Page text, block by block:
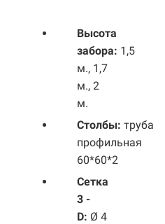
Высота
забора: 1,5
м., 1,7
м., 2
м.
Столбы: труба
профильная
60*60*2
Сетка
3 -
D: Ø 4